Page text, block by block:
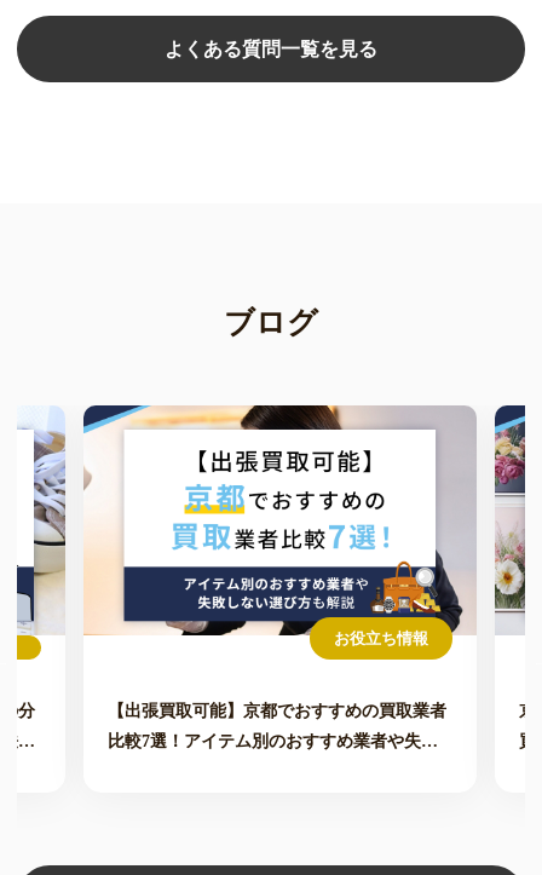
よくある質問一覧を見る
ブログ
分
も
お役立ち情報
【出張買取可能】京都でおすすめの買取業者
比較7選！アイテム別のおすすめ業者や失敗
京
買